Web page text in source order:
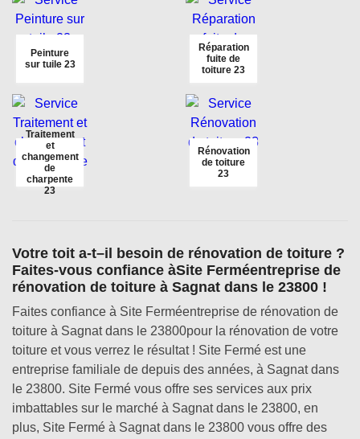
Peinture
sur tuile 23
Réparation
fuite de
toiture 23
Traitement
et
changement
de
charpente
23
Rénovation
de toiture
23
Votre toit a-t–il besoin de rénovation de toiture ?
Faites-vous confiance àSite Ferméentreprise de
rénovation de toiture à Sagnat dans le 23800 !
Faites confiance à Site Ferméentreprise de rénovation de
toiture à Sagnat dans le 23800pour la rénovation de votre
toiture et vous verrez le résultat ! Site Fermé est une
entreprise familiale de depuis des années, à Sagnat dans
le 23800. Site Fermé vous offre ses services aux prix
imbattables sur le marché à Sagnat dans le 23800, en
plus, Site Fermé à Sagnat dans le 23800 vous offre des